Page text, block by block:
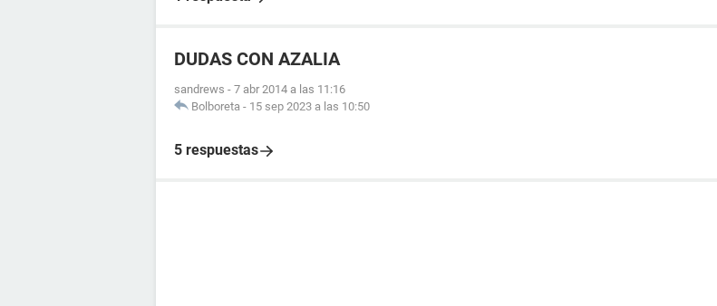
DUDAS CON AZALIA
sandrews - 7 abr 2014 a las 11:16
Bolboreta - 15 sep 2023 a las 10:50
5 respuestas